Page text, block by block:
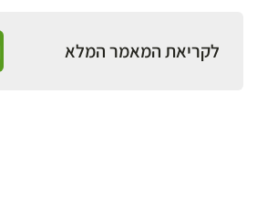
לקריאת המאמר המלא